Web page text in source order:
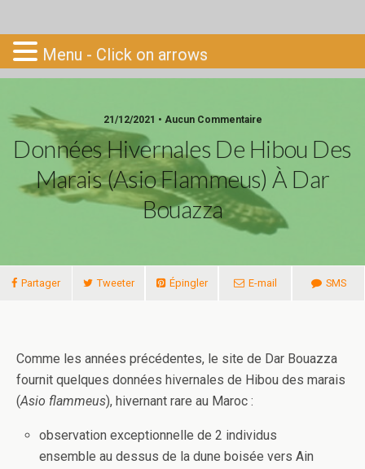
Go-South
21/12/2021 • Aucun Commentaire
Données Hivernales De Hibou Des
Marais (Asio Flammeus) À Dar
Bouazza
Partager Tweeter Épingler E-mail SMS
Comme les années précédentes, le site de Dar Bouazza
fournit quelques données hivernales de Hibou des marais
(Asio flammeus), hivernant rare au Maroc :
observation exceptionnelle de 2 individus
ensemble au dessus de la dune boisée vers Ain
Menu - Click on arrows